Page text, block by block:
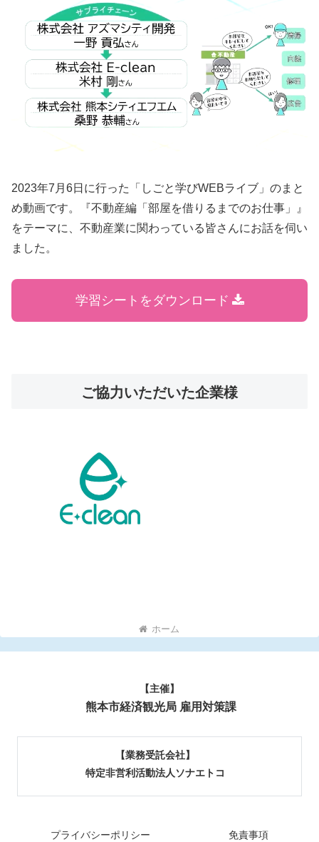
2023年7月6日に行った「しごと学びWEBライブ」のまと
め動画です。『不動産編「部屋を借りるまでのお仕事」』
をテーマに、不動産業に関わっている皆さんにお話を伺い
ました。
学習シートをダウンロード
ご協力いただいた企業様
ホーム
【主催】
熊本市経済観光局 雇用対策課
【業務受託会社】
特定非営利活動法人ソナエトコ
プライバシーポリシー 免責事項